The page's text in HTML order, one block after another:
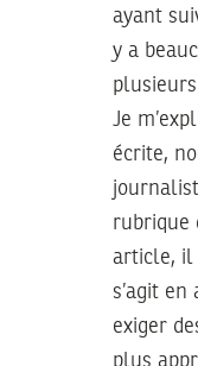
ayant
y a
Je
écrite,
rubrique
article, il
s’agit en
exiger
plus